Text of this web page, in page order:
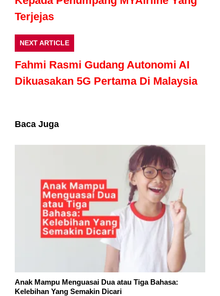
Terjejas
NEXT ARTICLE
Fahmi Rasmi Gudang Autonomi AI
Dikuasakan 5G Pertama Di Malaysia
Baca Juga
Anak Mampu Menguasai Dua atau Tiga Bahasa:
Kelebihan Yang Semakin Dicari